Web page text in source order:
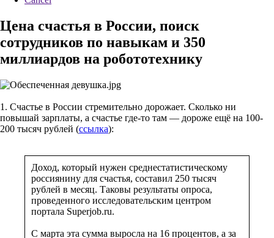
Цена счастья в России, поиск
сотрудников по навыкам и 350
миллиардов на робототехнику
1. Счастье в России стремительно дорожает. Сколько ни
повышай зарплаты, а счастье где-то там — дороже ещё на 100-
200 тысяч рублей (ссылка):
Доход, который нужен среднестатистическому
россиянину для счастья, составил 250 тысяч
рублей в месяц. Таковы результаты опроса,
проведенного исследовательским центром
портала Superjob.ru.
С марта эта сумма выросла на 16 процентов, а за